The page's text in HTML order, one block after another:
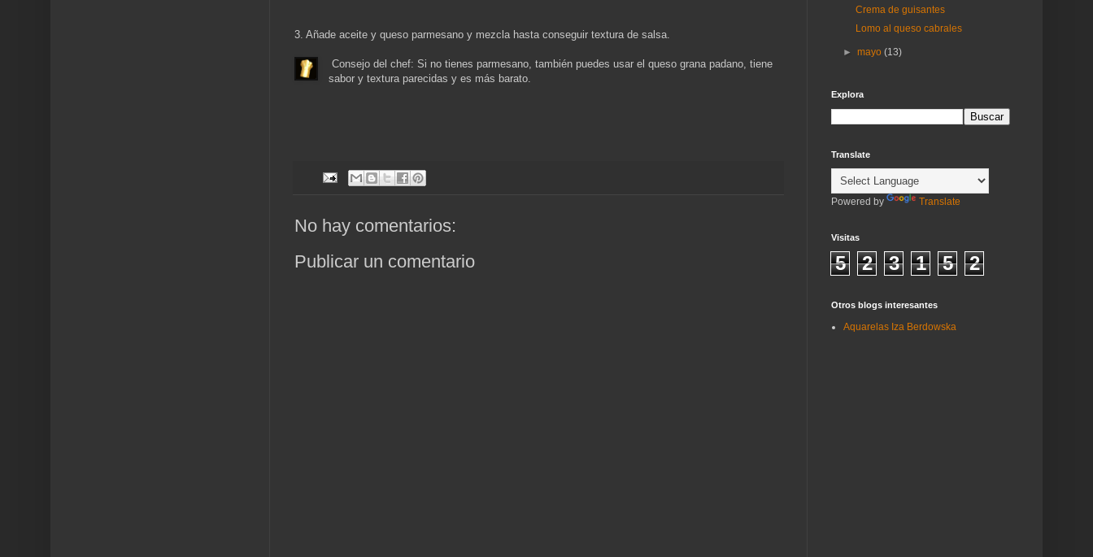
3. Añade aceite y queso parmesano y mezcla hasta conseguir textura de salsa.
Consejo del chef: Si no tienes parmesano, también puedes usar el queso grana padano, tiene
sabor y textura parecidas y es más barato.
No hay comentarios:
Publicar un comentario
Crema de guisantes
Lomo al queso cabrales
►mayo(13)
Explora
Translate
Powered by Translate
Visitas
5 2 3 1 5 2
Otros blogs interesantes
Aquarelas Iza Berdowska